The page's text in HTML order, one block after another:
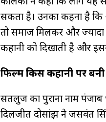
सकता है। उनका कहना है
तो समाज मिलकर और
कहानी को दिखाती है और
फिल्म किस कहानी पर
सतलुज का पुराना नाम पंजाब
दिलजीत दोसांझ ने जसवंत